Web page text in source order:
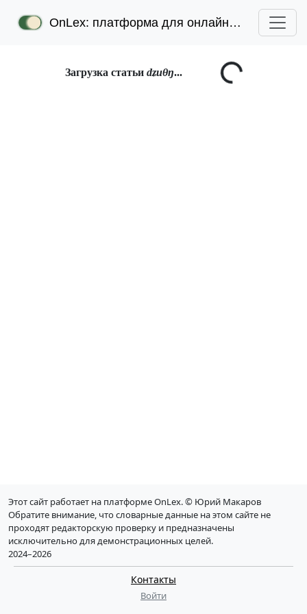
OnLex: платформа для онлайн-лексикографии
Загрузка статьи dʑuθŋ...
Этот сайт работает на платформе OnLex. © Юрий Макаров
Обратите внимание, что словарные данные на этом сайте не
проходят редакторскую проверку и предназначены
исключительно для демонстрационных целей.
2024–2026
Контакты
Войти